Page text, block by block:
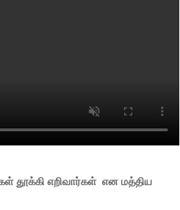
தூக்கி எறிவார்கள் என மத்திய